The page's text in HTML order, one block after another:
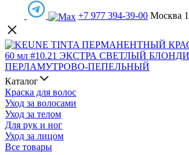
+7 977 394-39-00 Москва
Каталог
Краска для волос
Уход за волосами
Уход за телом
Для рук и ног
Уход за лицом
Все товары